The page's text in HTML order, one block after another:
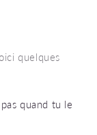
quelques
quand tu le